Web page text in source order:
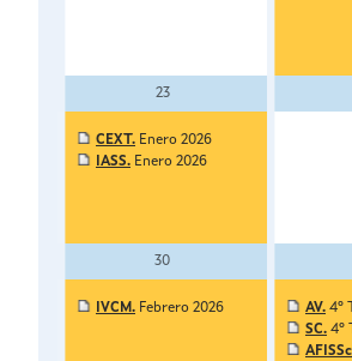
23
CEXT. Enero 2026
IASS. Enero 2026
30
IVCM. Febrero 2026 AV. 4º
SC. 4º